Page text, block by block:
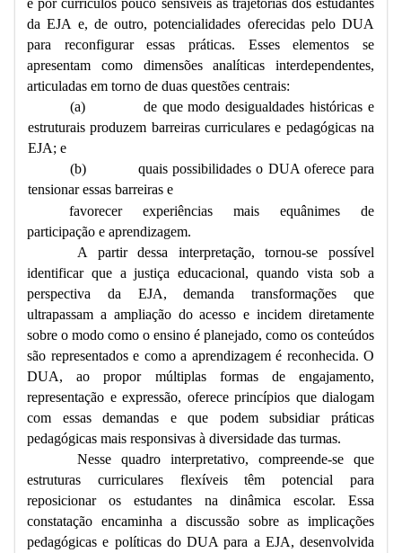
e por currículos pouco sensíveis às trajetórias dos estudantes
da EJA e, de outro, potencialidades oferecidas pelo DUA
para reconfigurar essas práticas. Esses elementos se
apresentam como dimensões analíticas interdependentes,
articuladas em torno de duas questões centrais:
(a)
de que modo desigualdades históricas e
estruturais produzem barreiras curriculares e pedagógicas na
EJA; e
(b)
quais possibilidades o DUA oferece para
tensionar essas barreiras e
favorecer experiências mais equânimes de
participação e aprendizagem.
A partir dessa interpretação, tornou-se possível
identificar que a justiça educacional, quando vista sob a
perspectiva da EJA, demanda transformações que
ultrapassam a ampliação do acesso e incidem diretamente
sobre o modo como o ensino é planejado, como os conteúdos
são representados e como a aprendizagem é reconhecida. O
DUA, ao propor múltiplas formas de engajamento,
representação e expressão, oferece princípios que dialogam
com essas demandas e que podem subsidiar práticas
pedagógicas mais responsivas à diversidade das turmas.
Nesse quadro interpretativo, compreende-se que
estruturas curriculares flexíveis têm potencial para
reposicionar os estudantes na dinâmica escolar. Essa
constatação encaminha a discussão sobre as implicações
pedagógicas e políticas do DUA para a EJA, desenvolvida